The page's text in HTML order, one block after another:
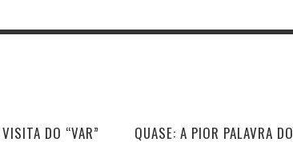
DO “VAR”
QUASE: A PIOR PALAVRA DO